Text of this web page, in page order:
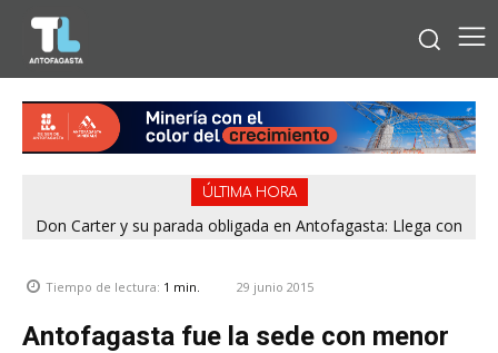
ÚLTIMA HORA
Don Carter y su parada obligada en Antofagasta: Llega con
Tiempo de lectura: 1 min. 29 junio 2015
Antofagasta fue la sede con menor